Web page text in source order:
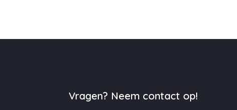
Vragen? Neem contact op!